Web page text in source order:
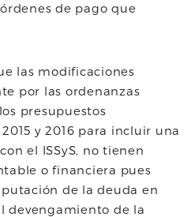
de pago que
las modificaciones
por las ordenanzas
presupuestos
y 2016 para incluir una
el ISSyS, no tienen
o financiera pues
de la deuda en
devengamiento de la